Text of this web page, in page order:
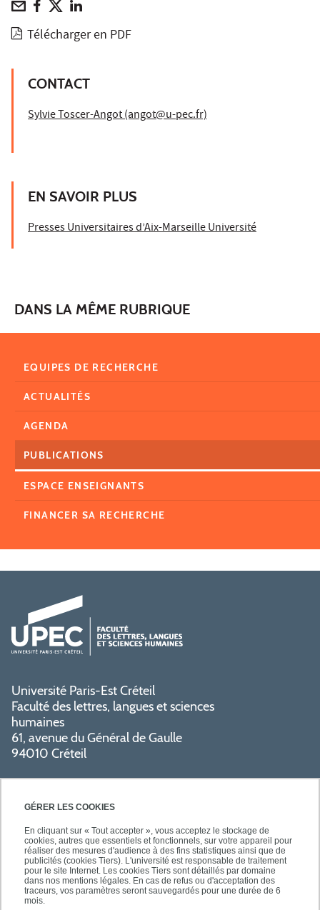
GÉRER LES COOKIES
En cliquant sur « Tout accepter », vous acceptez le stockage de
cookies, autres que essentiels et fonctionnels, sur votre appareil pour
réaliser des mesures d'audience à des fins statistiques ainsi que de
publicités (cookies Tiers). L'université est responsable de traitement
pour le site Internet. Les cookies Tiers sont détaillés par domaine
dans nos mentions légales. En cas de refus ou d'acceptation des
traceurs, vos paramètres seront sauvegardés pour une durée de 6
mois.
Télécharger en PDF
CONTACT
Sylvie Toscer-Angot (angot@u-pec.fr)
EN SAVOIR PLUS
Presses Universitaires d’Aix-Marseille Université
DANS LA MÊME RUBRIQUE
EQUIPES DE RECHERCHE
ACTUALITÉS
AGENDA
PUBLICATIONS
ESPACE ENSEIGNANTS
FINANCER SA RECHERCHE
Université Paris-Est Créteil
Faculté des lettres, langues et sciences
humaines
61, avenue du Général de Gaulle
94010 Créteil
PRATIQUE
NOS FORMATIONS